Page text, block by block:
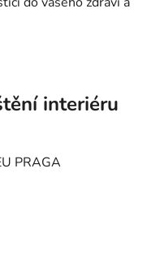
interiéru
PRAGA